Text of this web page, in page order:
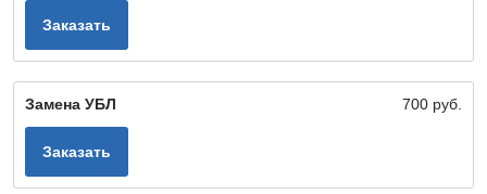
Заказать
Замена УБЛ 700 руб.
Заказать